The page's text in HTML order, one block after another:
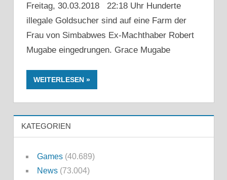
Freitag, 30.03.2018 22:18 Uhr Hunderte
illegale Goldsucher sind auf eine Farm der
Frau von Simbabwes Ex-Machthaber Robert
Mugabe eingedrungen. Grace Mugabe
WEITERLESEN
KATEGORIEN
Games(40.689)
News(73.004)